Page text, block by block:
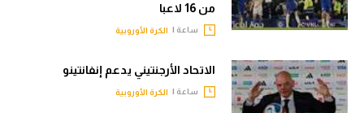
من 16 لاعبا
ساعة | الكرة الأوروبية
الاتحاد الأرجنتيني يدعم إنفانتينو
ساعة | الكرة الأوروبية